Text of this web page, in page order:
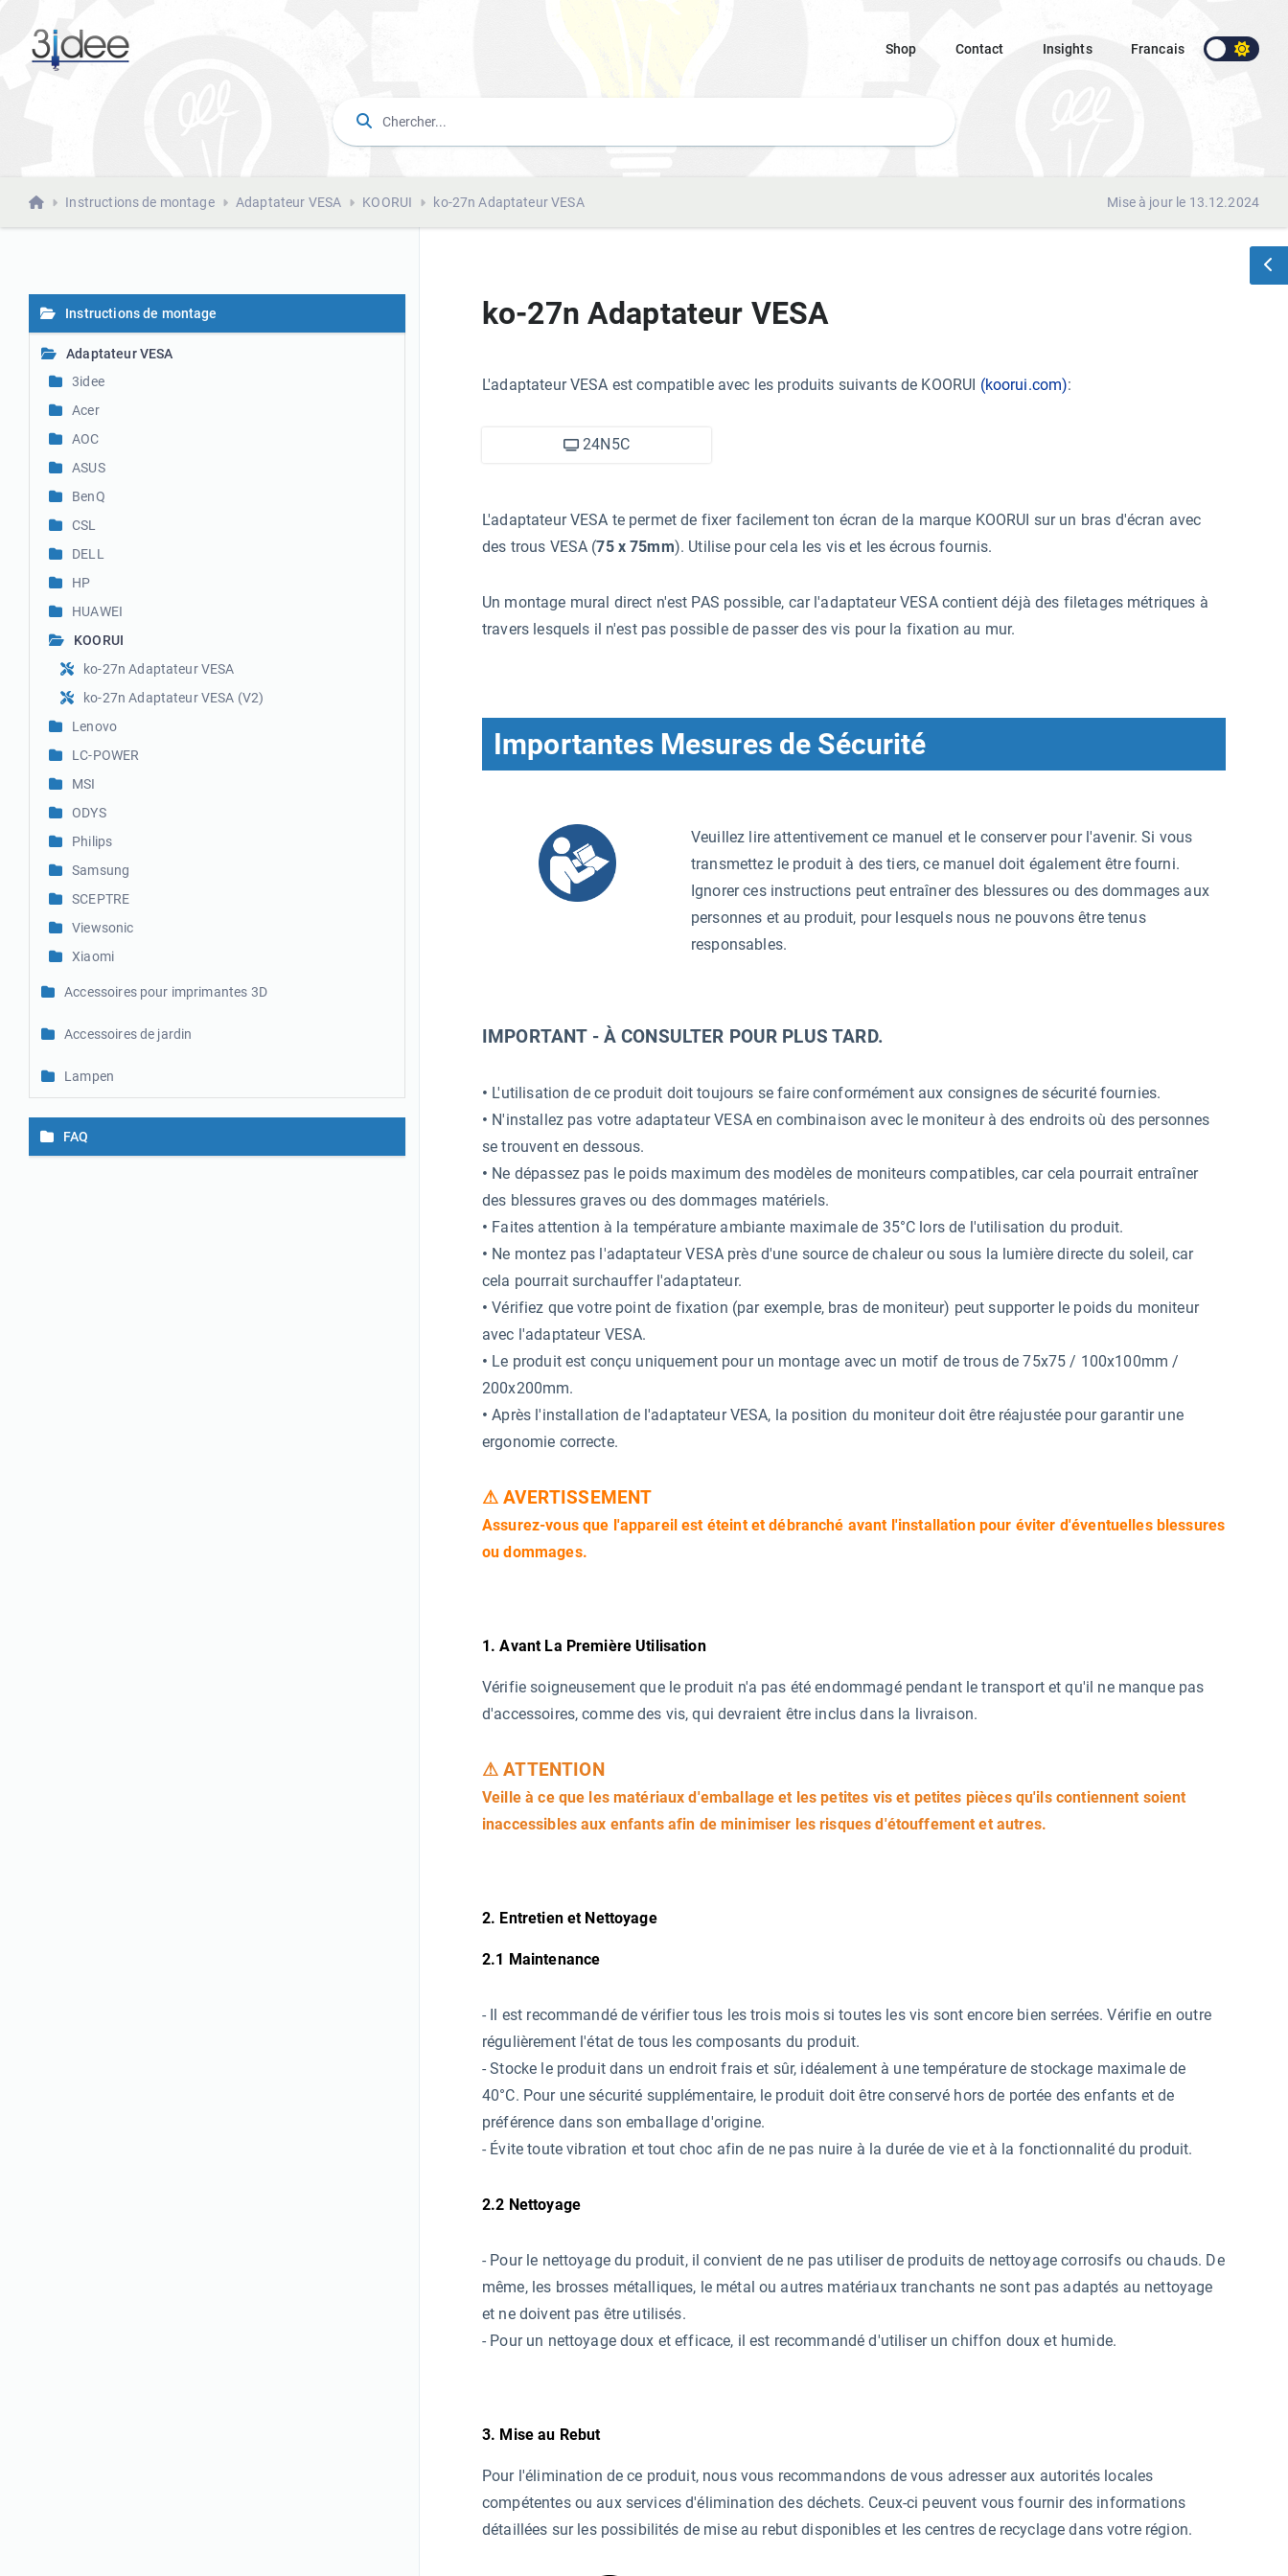
Shop Contact Insights Francais
Instructions de montage Adaptateur VESA KOORUI ko-27n Adaptateur VESA Mise à jour le 13.12.2024
Instructions de montage
Adaptateur VESA
3idee
Acer
AOC
ASUS
BenQ
CSL
DELL
HP
HUAWEI
KOORUI
ko-27n Adaptateur VESA
ko-27n Adaptateur VESA (V2)
Lenovo
LC-POWER
MSI
ODYS
Philips
Samsung
SCEPTRE
Viewsonic
Xiaomi
Accessoires pour imprimantes 3D
Accessoires de jardin
Lampen
FAQ
ko-27n Adaptateur VESA
L'adaptateur VESA est compatible avec les produits suivants de KOORUI (koorui.com):
24N5C
L'adaptateur VESA te permet de fixer facilement ton écran de la marque KOORUI sur un bras d'écran avec
des trous VESA (75 x 75mm). Utilise pour cela les vis et les écrous fournis.
Un montage mural direct n'est PAS possible, car l'adaptateur VESA contient déjà des filetages métriques à
travers lesquels il n'est pas possible de passer des vis pour la fixation au mur.
Importantes Mesures de Sécurité
Veuillez lire attentivement ce manuel et le conserver pour l'avenir. Si vous
transmettez le produit à des tiers, ce manuel doit également être fourni.
Ignorer ces instructions peut entraîner des blessures ou des dommages aux
personnes et au produit, pour lesquels nous ne pouvons être tenus
responsables.
IMPORTANT - À CONSULTER POUR PLUS TARD.
• L'utilisation de ce produit doit toujours se faire conformément aux consignes de sécurité fournies.
• N'installez pas votre adaptateur VESA en combinaison avec le moniteur à des endroits où des personnes
se trouvent en dessous.
• Ne dépassez pas le poids maximum des modèles de moniteurs compatibles, car cela pourrait entraîner
des blessures graves ou des dommages matériels.
• Faites attention à la température ambiante maximale de 35°C lors de l'utilisation du produit.
• Ne montez pas l'adaptateur VESA près d'une source de chaleur ou sous la lumière directe du soleil, car
cela pourrait surchauffer l'adaptateur.
• Vérifiez que votre point de fixation (par exemple, bras de moniteur) peut supporter le poids du moniteur
avec l'adaptateur VESA.
• Le produit est conçu uniquement pour un montage avec un motif de trous de 75x75 / 100x100mm /
200x200mm.
• Après l'installation de l'adaptateur VESA, la position du moniteur doit être réajustée pour garantir une
ergonomie correcte.
⚠ AVERTISSEMENT
Assurez-vous que l'appareil est éteint et débranché avant l'installation pour éviter d'éventuelles blessures
ou dommages.
1. Avant La Première Utilisation
Vérifie soigneusement que le produit n'a pas été endommagé pendant le transport et qu'il ne manque pas
d'accessoires, comme des vis, qui devraient être inclus dans la livraison.
⚠ ATTENTION
Veille à ce que les matériaux d'emballage et les petites vis et petites pièces qu'ils contiennent soient
inaccessibles aux enfants afin de minimiser les risques d'étouffement et autres.
2. Entretien et Nettoyage
2.1 Maintenance
- Il est recommandé de vérifier tous les trois mois si toutes les vis sont encore bien serrées. Vérifie en outre
régulièrement l'état de tous les composants du produit.
- Stocke le produit dans un endroit frais et sûr, idéalement à une température de stockage maximale de
40°C. Pour une sécurité supplémentaire, le produit doit être conservé hors de portée des enfants et de
préférence dans son emballage d'origine.
- Évite toute vibration et tout choc afin de ne pas nuire à la durée de vie et à la fonctionnalité du produit.
2.2 Nettoyage
- Pour le nettoyage du produit, il convient de ne pas utiliser de produits de nettoyage corrosifs ou chauds. De
même, les brosses métalliques, le métal ou autres matériaux tranchants ne sont pas adaptés au nettoyage
et ne doivent pas être utilisés.
- Pour un nettoyage doux et efficace, il est recommandé d'utiliser un chiffon doux et humide.
3. Mise au Rebut
Pour l'élimination de ce produit, nous vous recommandons de vous adresser aux autorités locales
compétentes ou aux services d'élimination des déchets. Ceux-ci peuvent vous fournir des informations
détaillées sur les possibilités de mise au rebut disponibles et les centres de recyclage dans votre région.